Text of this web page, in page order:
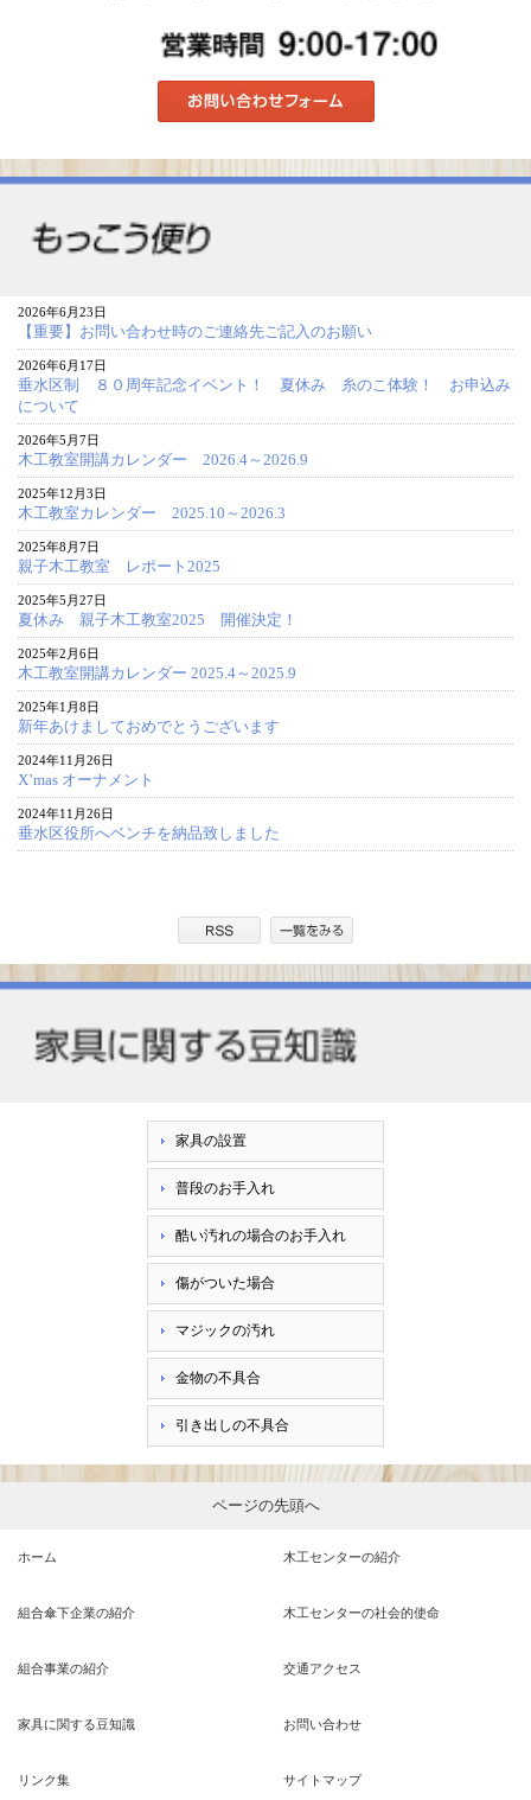
2026年6月23日
【重要】お問い合わせ時のご連絡先ご記入のお願い
2026年6月17日
垂水区制 ８０周年記念イベント！ 夏休み 糸のこ体験！ お申込み
について
2026年5月7日
木工教室開講カレンダー 2026.4～2026.9
2025年12月3日
木工教室カレンダー 2025.10～2026.3
2025年8月7日
親子木工教室 レポート2025
2025年5月27日
夏休み 親子木工教室2025 開催決定！
2025年2月6日
木工教室開講カレンダー 2025.4～2025.9
2025年1月8日
新年あけましておめでとうございます
2024年11月26日
X’mas オーナメント
2024年11月26日
垂水区役所へベンチを納品致しました
家具の設置
普段のお手入れ
酷い汚れの場合のお手入れ
傷がついた場合
マジックの汚れ
金物の不具合
引き出しの不具合
ページの先頭へ
ホーム 木工センターの紹介
組合傘下企業の紹介 木工センターの社会的使命
組合事業の紹介 交通アクセス
家具に関する豆知識 お問い合わせ
リンク集 サイトマップ